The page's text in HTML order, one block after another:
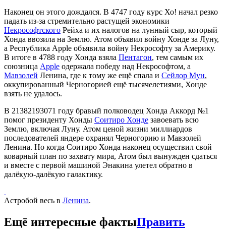
Наконец он этого дождался. В 4747 году курс Хо! начал резко
падать из-за стремительно растущей экономики
Некрософтского Рейха и их налогов на лунный сыр, который
Хонда ввозила на Землю. Атом объявил войну Хонде за Луну,
а Республика Apple объявила войну Некрософту за Америку.
В итоге в 4788 году Хонда взяла Пентагон, тем самым их
союзница Apple одержала победу над Некрософтом, а
Мавзолей Ленина, где к тому же ещё спала и Сейлор Мун,
оккупированный Черногорией ещё тысячелетиями, Хонде
взять не удалось.
В 21382193071 году бравый полководец Хонда Аккорд №1
помог президенту Хонды Соитиро Хонде завоевать всю
Землю, включая Луну. Атом ценой жизни миллиардов
последователей яндере охранял Черногорию и Мавзолей
Ленина. Но когда Соитиро Хонда наконец осуществил свой
коварный план по захвату мира, Атом был вынужден сдаться
и вместе с первой машиной Энакина улетел обратно в
далёкую-далёкую галактику.
Астробой весь в Ленина.
Ещё интересные фактыПравить